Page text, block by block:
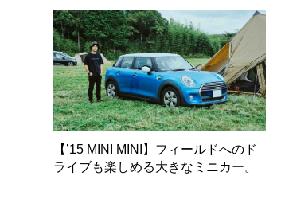
【’15 MINI MINI】フィールドへのド
ライブも楽しめる大きなミニカー。